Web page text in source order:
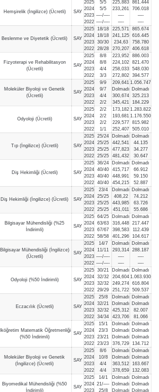
Hemşirelik (İngilizce) (Ücretli) SAY
2025
2024
2023
2022
5/5
5/5
—-/—-
—-/—-
225,883
233,261
—-
—-
861.444
706.018
—-
—-
Beslenme ve Diyetetik (Ücretli) SAY
2025
2024
2023
2022
18/18
18/18
30/30
28/28
225,571
241,125
234,63
270,207
865.674
616.445
758.780
406.618
Fizyoterapi ve Rehabilitasyon
(Ücretli)
SAY
2025
2024
2023
2022
8/8
8/8
4/4
3/3
223,952
224,102
258,033
272,802
886.003
821.470
548.030
394.577
Moleküler Biyoloji ve Genetik
(Ücretli)
SAY
2025
2024
2023
2022
9/9
9/7
4/4
2/2
209,641
Dolmadı
300,674
345,421
1.056.747
Dolmadı
325.213
184.229
Odyoloji (Ücretli) SAY
2025
2024
2023
2022
2/2
2/2
2/2
1/1
173,182
193,681
229,577
252,407
1.283.822
1.176.550
815.982
505.010
Tıp (İngilizce) (Ücretli) SAY
2025
2024
2023
2022
25/24
25/25
25/25
25/25
Dolmadı
442,541
477,823
481,432
Dolmadı
44.135
34.277
30.647
Diş Hekimliği (Ücretli) SAY
2025
2024
2023
2022
36/24
40/40
40/40
40/40
Dolmadı
415,717
448,991
454,215
Dolmadı
66.912
59.150
52.887
Diş Hekimliği (İngilizce) (Ücretli) SAY
2025
2024
2023
2022
23/4
25/25
25/25
25/25
Dolmadı
408,22
443,985
451,011
Dolmadı
74.212
63.726
55.686
Bilgisayar Mühendisliği (%25
İndirimli)
SAY
2025
2024
2023
2022
64/25
63/63
67/67
58/58
Dolmadı
316,448
398,583
401,296
Dolmadı
217.447
112.439
104.617
Bilgisayar Mühendisliği (İngilizce)
(Ücretli)
SAY
2025
2024
2023
2022
14/7
11/11
—-/—-
—-/—-
Dolmadı
293,314
—-
—-
Dolmadı
288.187
—-
—-
Odyoloji (%50 İndirimli) SAY
2025
2024
2023
2022
30/21
32/32
32/32
29/29
Dolmadı
204,604
249,274
251,722
Dolmadı
1.063.930
616.804
509.537
Eczacılık (Ücretli) SAY
2025
2024
2023
2022
25/8
32/21
32/32
34/34
Dolmadı
Dolmadı
425,312
423,706
Dolmadı
Dolmadı
82.007
81.066
İlköğretim Matematik Öğretmenliği
(%50 İndirimli)
SAY
2025
2024
2023
2022
15/1
23/3
23/21
23/23
Dolmadı
Dolmadı
Dolmadı
376,729
Dolmadı
Dolmadı
Dolmadı
134.712
Moleküler Biyoloji ve Genetik
(İngilizce) (Ücretli)
SAY
2025
2024
2023
2022
8/6
10/8
4/4
4/4
Dolmadı
Dolmadı
363,512
378,659
Dolmadı
Dolmadı
163.667
132.083
Biyomedikal Mühendisliği (%50
İndirimli)
SAY
2025
2024
2023
14/1
21/—-
25/8
Dolmadı
Dolmadı
Dolmadı
Dolmadı
Dolmadı
Dolmadı